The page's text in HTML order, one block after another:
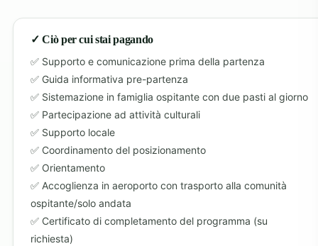
✓ Ciò per cui stai pagando
Supporto e comunicazione prima della partenza
Guida informativa pre-partenza
Sistemazione in famiglia ospitante con due pasti al giorno
Partecipazione ad attività culturali
Supporto locale
Coordinamento del posizionamento
Orientamento
Accoglienza in aeroporto con trasporto alla comunità
ospitante/solo andata
Certificato di completamento del programma (su
richiesta)